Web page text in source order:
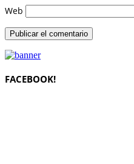
Web
FACEBOOK!